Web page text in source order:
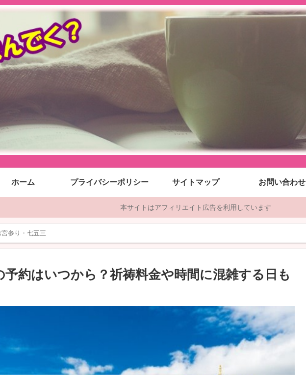
ホーム プライバシーポリシー サイトマップ お問い合わせ
本サイトはアフィリエイト広告を利用しています
宮参り・七五三
予約はいつから？祈祷料金や時間に混雑する日も